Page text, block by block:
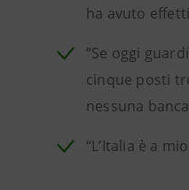
ha avuto
“Se oggi
cinque posti
nessuna
“L’Italia è a